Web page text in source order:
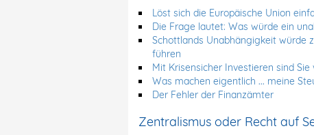
Löst sich die Europäische Union
Die Frage lautet: Was würde ein
Schottlands Unabhängigkeit würde
führen
Mit Krisensicher Investieren sind
Was machen eigentlich ... meine
Der Fehler der Finanzämter
Zentralismus oder Recht auf